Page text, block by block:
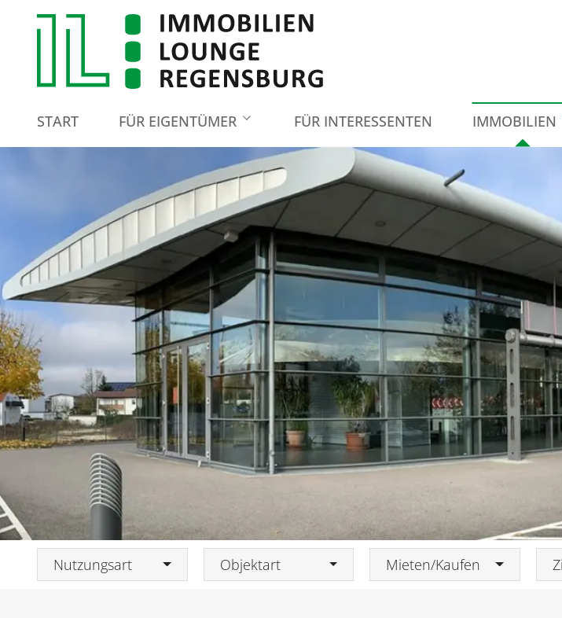
START FÜR EIGENTÜMER
Immobilie bewerten
Immobilie verkaufen
Immobilie vermieten
FÜR INTERESSENTEN IMMOBILIEN
Häuser
Wohnungen
Grundstücke
Nutzungsart Objektart Mieten/Kaufen